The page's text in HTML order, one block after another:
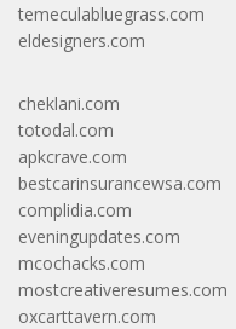
temeculabluegrass.com
eldesigners.com
cheklani.com
totodal.com
apkcrave.com
bestcarinsurancewsa.com
complidia.com
eveningupdates.com
mcochacks.com
mostcreativeresumes.com
oxcarttavern.com